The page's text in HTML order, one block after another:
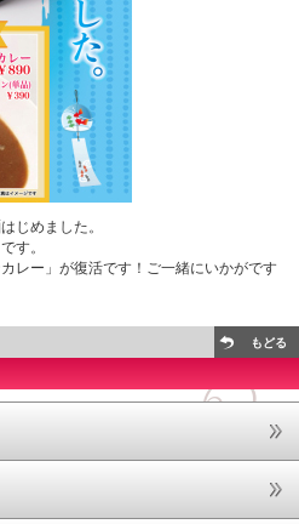
じめました。
す。
レー」が復活です！ご一緒にいかがです
もどる